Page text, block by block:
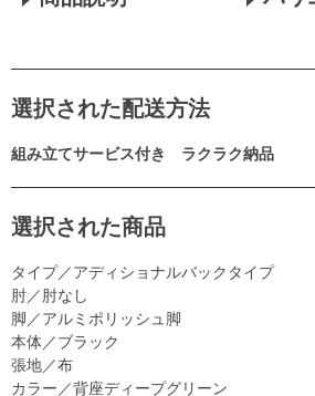
選択された配送方法
組み立てサービス付き ラクラク納品
選択された商品
タイプ／アディショナルバックタイプ
肘／肘なし
脚／アルミポリッシュ脚
本体／ブラック
張地／布
カラー／背座ディープグリーン